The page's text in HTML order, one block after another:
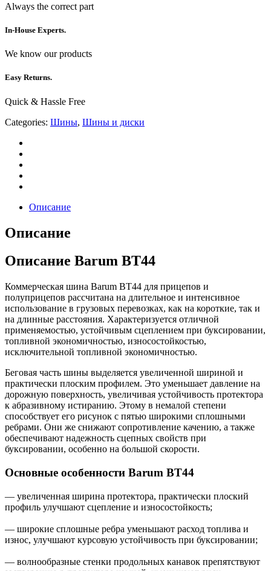
Always the correct part
In-House Experts.
We know our products
Easy Returns.
Quick & Hassle Free
Categories: Шины, Шины и диски
Описание
Описание
Описание Barum BT44
Коммерческая шина Barum BT44 для прицепов и
полуприцепов рассчитана на длительное и интенсивное
использование в грузовых перевозках, как на короткие, так и
на длинные расстояния. Характеризуется отличной
применяемостью, устойчивым сцеплением при буксировании,
топливной экономичностью, износостойкостью,
исключительной топливной экономичностью.
Беговая часть шины выделяется увеличенной шириной и
практически плоским профилем. Это уменьшает давление на
дорожную поверхность, увеличивая устойчивость протектора
к абразивному истиранию. Этому в немалой степени
способствует его рисунок с пятью широкими сплошными
ребрами. Они же снижают сопротивление качению, а также
обеспечивают надежность сцепных свойств при
буксировании, особенно на большой скорости.
Основные особенности Barum BT44
— увеличенная ширина протектора, практически плоский
профиль улучшают сцепление и износостойкость;
— широкие сплошные ребра уменьшают расход топлива и
износ, улучшают курсовую устойчивость при буксировании;
— волнообразные стенки продольных канавок препятствуют